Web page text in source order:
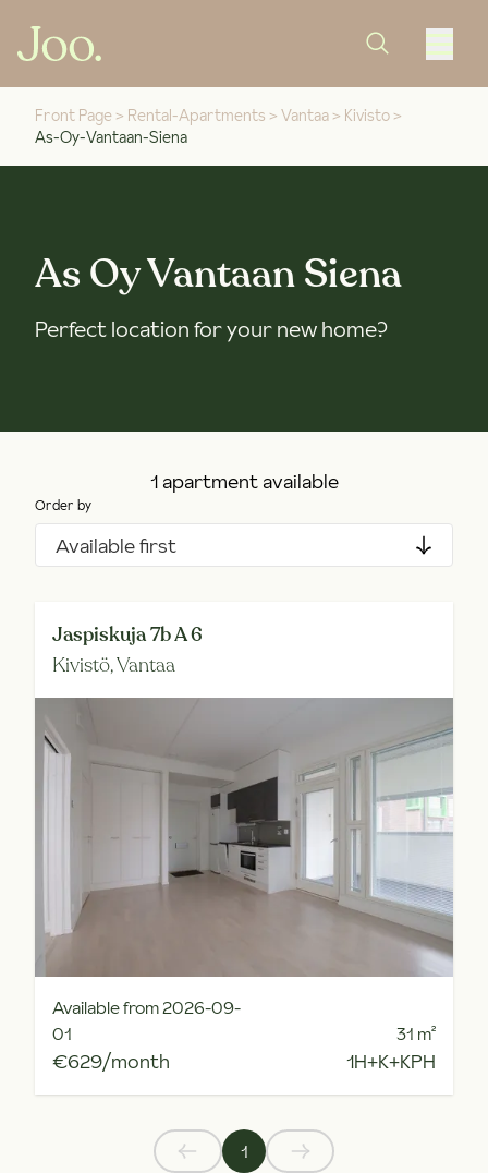
Front Page > Rental-Apartments > Vantaa > Kivisto >
As-Oy-Vantaan-Siena
As Oy Vantaan Siena
Perfect location for your new home?
1 apartment available
Order by
Available first
Jaspiskuja 7b A 6
Kivistö,Vantaa
Available from 2026-09-
01
€629/month
31 m²
1H+K+KPH
1